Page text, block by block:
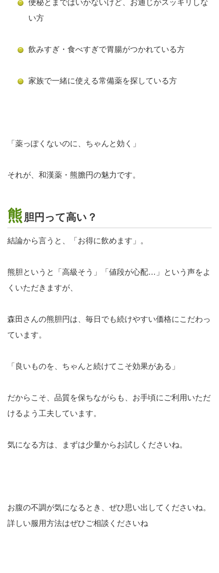
便秘とまではいかないけど、お通じがスッキリしな
い方
飲みすぎ・食べすぎで胃腸がつかれている方
家族で一緒に使える常備薬を探している方
「薬っぽくないのに、ちゃんと効く」
それが、和漢薬・熊膽円の魅力です。
熊 胆円って高い？
結論から言うと、「お得に飲めます」。
熊胆というと「高級そう」「値段が心配…」という声をよ
くいただきますが、
森田さんの熊胆円は、 毎日でも続けやすい価格にこだわっ
ています。
「良いものを、ちゃんと続けてこそ効果がある」
だからこそ、品質を保ちながらも、 お手頃にご利用いただ
けるよう工夫しています。
気になる方は、まずは少量からお試しくださいね。
お腹の不調が気になるとき、ぜひ思い出してくださいね。
詳しい服用方法はぜひご相談くださいね